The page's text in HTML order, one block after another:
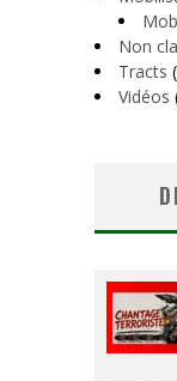
Non
Tracts
Vidéos